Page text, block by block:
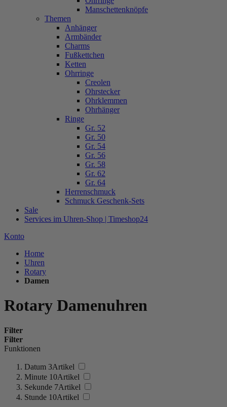
Manschettenknöpfe
Themen
Anhänger
Armbänder
Charms
Fußkettchen
Ketten
Ohrringe
Creolen
Ohrstecker
Ohrklemmen
Ohrhänger
Ringe
Gr. 52
Gr. 50
Gr. 54
Gr. 56
Gr. 58
Gr. 62
Gr. 64
Herrenschmuck
Schmuck Geschenk-Sets
Sale
Services im Uhren-Shop | Timeshop24
Konto
Home
Uhren
Rotary
Damen
Rotary Damenuhren
Filter
Filter
Funktionen
Datum 3Artikel
Minute 10Artikel
Sekunde 7Artikel
Stunde 10Artikel